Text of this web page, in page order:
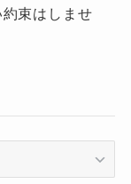
束はしませ